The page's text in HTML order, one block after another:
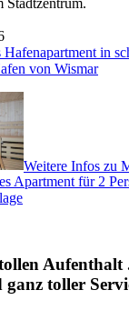
in
von Wismar
Weitere Infos zu
Apartment für 2
Aufenthalt
toller